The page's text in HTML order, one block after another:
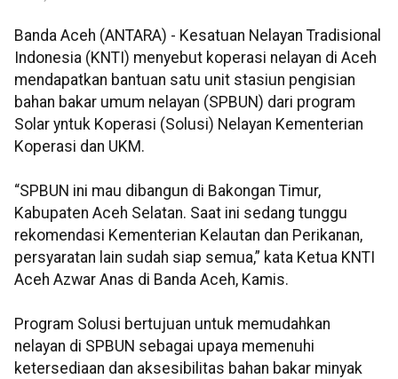
Banda Aceh (ANTARA) - Kesatuan Nelayan Tradisional
Indonesia (KNTI) menyebut koperasi nelayan di Aceh
mendapatkan bantuan satu unit stasiun pengisian
bahan bakar umum nelayan (SPBUN) dari program
Solar yntuk Koperasi (Solusi) Nelayan Kementerian
Koperasi dan UKM.
“SPBUN ini mau dibangun di Bakongan Timur,
Kabupaten Aceh Selatan. Saat ini sedang tunggu
rekomendasi Kementerian Kelautan dan Perikanan,
persyaratan lain sudah siap semua,” kata Ketua KNTI
Aceh Azwar Anas di Banda Aceh, Kamis.
Program Solusi bertujuan untuk memudahkan
nelayan di SPBUN sebagai upaya memenuhi
ketersediaan dan aksesibilitas bahan bakar minyak